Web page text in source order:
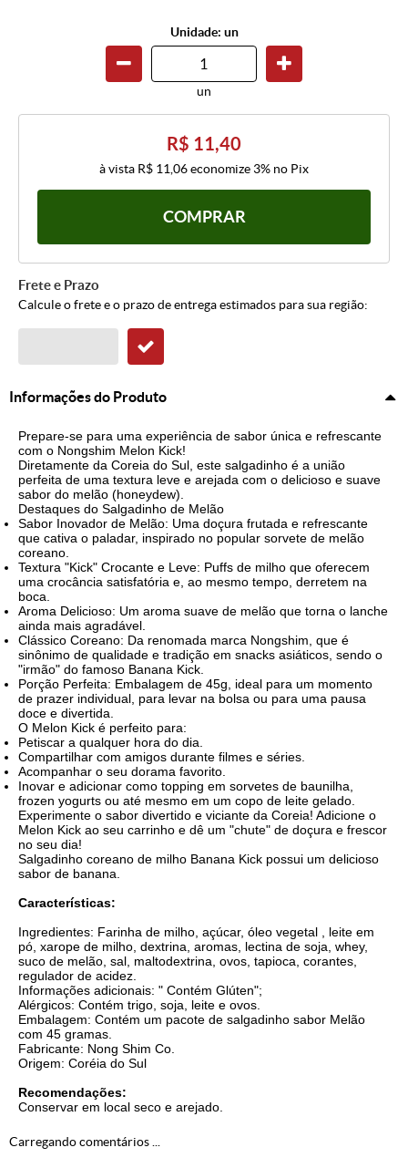
Unidade: un
un
R$ 11,40
à vista R$ 11,06economize 3% no Pix
COMPRAR
Frete e Prazo
Calcule o frete e o prazo de entrega estimados para sua região:
Informações do Produto
Prepare-se para uma experiência de sabor única e refrescante
com o Nongshim Melon Kick!
Diretamente da Coreia do Sul, este salgadinho é a união
perfeita de uma textura leve e arejada com o delicioso e suave
sabor do melão (honeydew).
Destaques do Salgadinho de Melão
Sabor Inovador de Melão: Uma doçura frutada e refrescante
que cativa o paladar, inspirado no popular sorvete de melão
coreano.
Textura "Kick" Crocante e Leve: Puffs de milho que oferecem
uma crocância satisfatória e, ao mesmo tempo, derretem na
boca.
Aroma Delicioso: Um aroma suave de melão que torna o lanche
ainda mais agradável.
Clássico Coreano: Da renomada marca Nongshim, que é
sinônimo de qualidade e tradição em snacks asiáticos, sendo o
"irmão" do famoso Banana Kick.
Porção Perfeita: Embalagem de 45g, ideal para um momento
de prazer individual, para levar na bolsa ou para uma pausa
doce e divertida.
O Melon Kick é perfeito para:
Petiscar a qualquer hora do dia.
Compartilhar com amigos durante filmes e séries.
Acompanhar o seu dorama favorito.
Inovar e adicionar como topping em sorvetes de baunilha,
frozen yogurts ou até mesmo em um copo de leite gelado.
Experimente o sabor divertido e viciante da Coreia! Adicione o
Melon Kick ao seu carrinho e dê um "chute" de doçura e frescor
no seu dia!
Salgadinho coreano de milho Banana Kick possui um delicioso
sabor de banana.
Características:
Ingredientes: Farinha de milho, açúcar, óleo vegetal , leite em
pó, xarope de milho, dextrina, aromas, lectina de soja, whey,
suco de melão, sal, maltodextrina, ovos, tapioca, corantes,
regulador de acidez.
Informações adicionais: " Contém Glúten";
Alérgicos: Contém trigo, soja, leite e ovos.
Embalagem: Contém um pacote de salgadinho sabor Melão
com 45 gramas.
Fabricante: Nong Shim Co.
Origem: Coréia do Sul
Recomendações:
Conservar em local seco e arejado.
Carregando comentários ...